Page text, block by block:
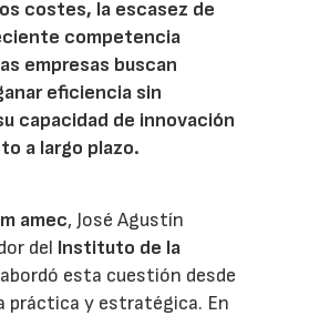
costes, la escasez de
competencia
empresas buscan
eficiencia sin
capacidad de innovación
a largo plazo.
amec, José Agustín
del Instituto de la
esta cuestión desde
práctica y estratégica. En